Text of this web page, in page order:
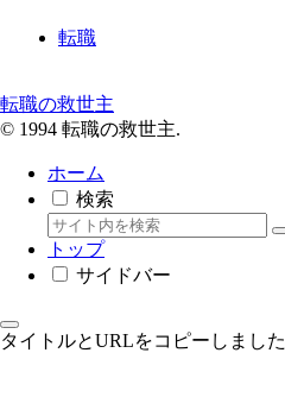
転職
転職の救世主
© 1994 転職の救世主.
ホーム
検索
トップ
サイドバー
タイトルとURLをコピーしました